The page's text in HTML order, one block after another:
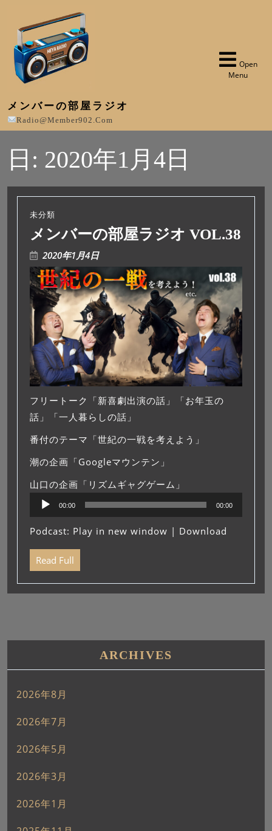
メンバーの部屋ラジオ
Radio@member902.com
Open
Menu
日: 2020年1月4日
未分類
メンバーの部屋ラジオ VOL.38
2020年1月4日
フリートーク「新喜劇出演の話」「お年玉の
話」「一人暮らしの話」
番付のテーマ「世紀の一戦を考えよう」
潮の企画「Googleマウンテン」
山口の企画「リズムギャグゲーム」
プ
ー
ヤ
00:00 00:00
Podcast: Play in new window | Download
Read Full
ARCHIVES
2026年8月
2026年7月
2026年5月
2026年3月
2026年1月